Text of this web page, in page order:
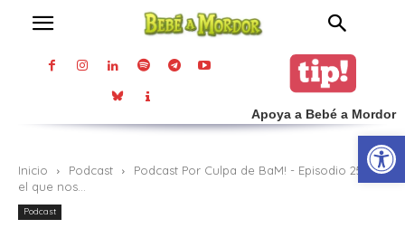
Apoya a Bebé a Mordor
Inicio Podcast
Podcast Por Culpa de BaM! - Episodio 25. En
el que nos...
Podcast